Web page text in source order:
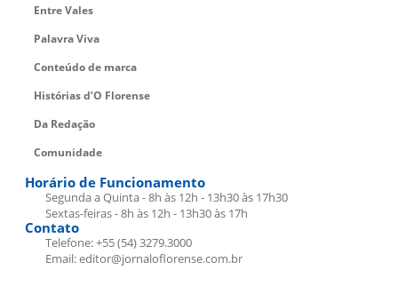
Entre Vales
Palavra Viva
Conteúdo de marca
Histórias d’O Florense
Da Redação
Comunidade
Horário de Funcionamento
Segunda a Quinta - 8h às 12h - 13h30 às 17h30
Sextas-feiras - 8h às 12h - 13h30 às 17h
Contato
Telefone: +55 (54) 3279.3000
Email: editor@jornaloflorense.com.br